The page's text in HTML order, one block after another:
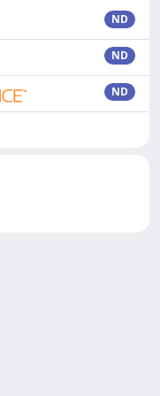
ND
ND
ND